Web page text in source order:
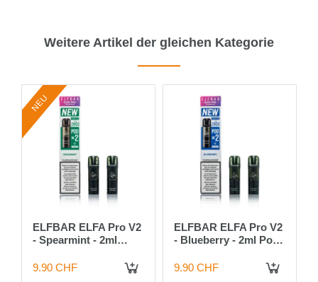
Weitere Artikel der gleichen Kategorie
NEU
ELFBAR ELFA Pro V2
- Spearmint - 2ml
9.90 CHF
ELFBAR ELFA Pro V2
- Blueberry - 2ml Pods
9.90 CHF